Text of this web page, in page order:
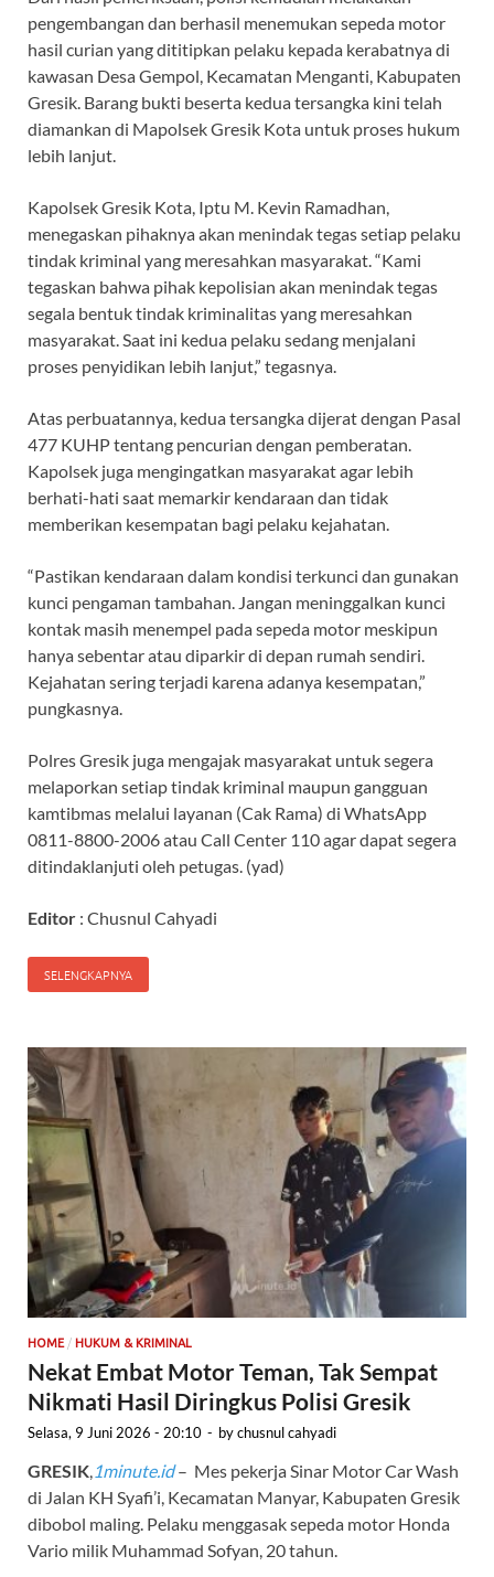
pengembangan dan berhasil menemukan sepeda motor
hasil curian yang dititipkan pelaku kepada kerabatnya di
kawasan Desa Gempol, Kecamatan Menganti, Kabupaten
Gresik. Barang bukti beserta kedua tersangka kini telah
diamankan di Mapolsek Gresik Kota untuk proses hukum
lebih lanjut.
Kapolsek Gresik Kota, Iptu M. Kevin Ramadhan,
menegaskan pihaknya akan menindak tegas setiap pelaku
tindak kriminal yang meresahkan masyarakat. “Kami
tegaskan bahwa pihak kepolisian akan menindak tegas
segala bentuk tindak kriminalitas yang meresahkan
masyarakat. Saat ini kedua pelaku sedang menjalani
proses penyidikan lebih lanjut,” tegasnya.
Atas perbuatannya, kedua tersangka dijerat dengan Pasal
477 KUHP tentang pencurian dengan pemberatan.
Kapolsek juga mengingatkan masyarakat agar lebih
berhati-hati saat memarkir kendaraan dan tidak
memberikan kesempatan bagi pelaku kejahatan.
“Pastikan kendaraan dalam kondisi terkunci dan gunakan
kunci pengaman tambahan. Jangan meninggalkan kunci
kontak masih menempel pada sepeda motor meskipun
hanya sebentar atau diparkir di depan rumah sendiri.
Kejahatan sering terjadi karena adanya kesempatan,”
pungkasnya.
Polres Gresik juga mengajak masyarakat untuk segera
melaporkan setiap tindak kriminal maupun gangguan
kamtibmas melalui layanan (Cak Rama) di WhatsApp
0811-8800-2006 atau Call Center 110 agar dapat segera
ditindaklanjuti oleh petugas. (yad)
Editor : Chusnul Cahyadi
SELENGKAPNYA
HOME/ HUKUM & KRIMINAL
Nekat Embat Motor Teman, Tak Sempat
Nikmati Hasil Diringkus Polisi Gresik
Selasa, 9 Juni 2026 - 20:10 - bychusnul cahyadi
GRESIK, 1minute.id– Mes pekerja Sinar Motor Car Wash
di Jalan KH Syafi’i, Kecamatan Manyar, Kabupaten Gresik
dibobol maling. Pelaku menggasak sepeda motor Honda
Vario milik Muhammad Sofyan, 20 tahun.